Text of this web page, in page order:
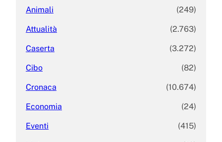
Animali (249)
Attualità (2.763)
Caserta (3.272)
Cibo (82)
Cronaca (10.674)
Economia (24)
Eventi (415)